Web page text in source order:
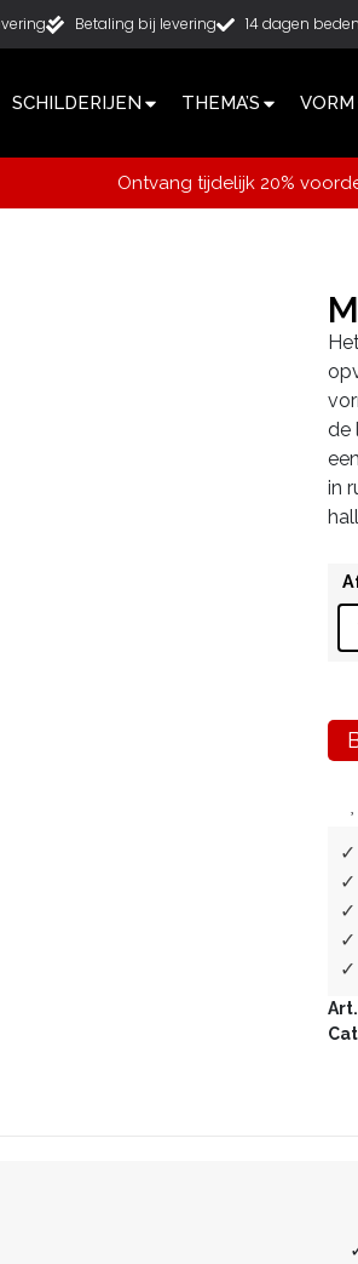
Betaling bij levering 14 dagen
SCHILDERIJEN THEMA’S VORM
Ontvang tijdelijk 20%
de
in
✓
✓
✓
✓
✓